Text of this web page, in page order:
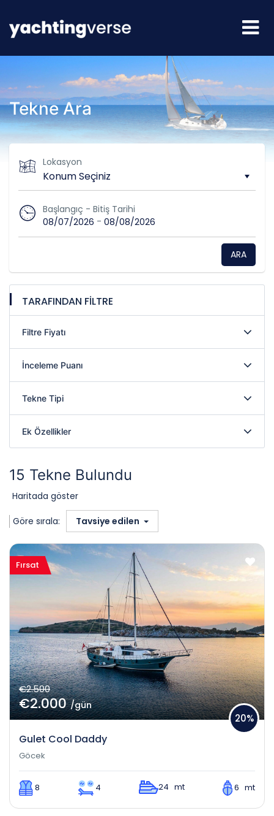
Tekne Ara
Lokasyon
Başlangıç - Bitiş Tarihi
08/07/2026 - 08/08/2026
ARA
TARAFINDAN FİLTRE
Filtre Fiyatı
İnceleme Puanı
Tekne Tipi
Ek Özellikler
15 Tekne Bulundu
Haritada göster
Göre sırala: Tavsiye edilen
Fırsat
€2.500
€2.000/gün
Gulet Cool Daddy
20%
Göcek
8 4 24 mt 6 mt